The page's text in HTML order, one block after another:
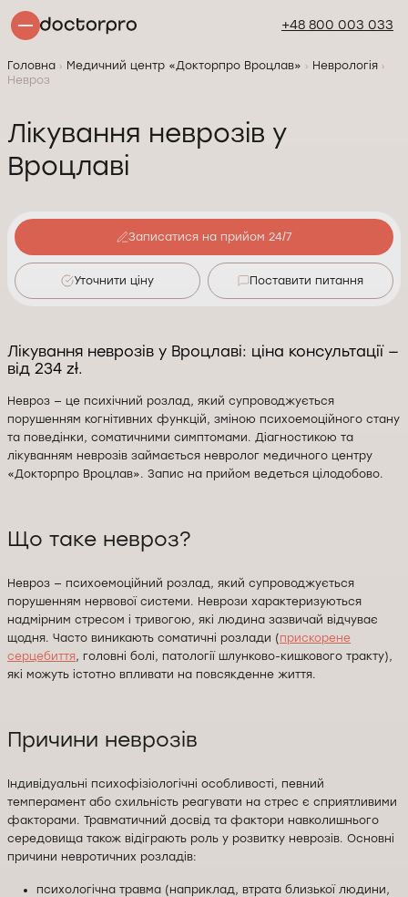
+48 800 003 033
Головна Медичний центр «Докторпро Вроцлав»
Неврологія
Невроз
Лікування неврозів у
Вроцлаві
Записатися на прийом 24/7
Уточнити ціну Поставити питання
Лікування неврозів у Вроцлаві: ціна консультації —
від 234 zł.
Невроз — це психічний розлад, який супроводжується
порушенням когнітивних функцій, зміною психоемоційного стану
та поведінки, соматичними симптомами. Діагностикою та
лікуванням неврозів займається невролог медичного центру
«Докторпро Вроцлав». Запис на прийом ведеться цілодобово.
Що таке невроз?
Невроз — психоемоційний розлад, який супроводжується
порушенням нервової системи. Неврози характеризуються
надмірним стресом і тривогою, які людина зазвичай відчуває
щодня. Часто виникають соматичні розлади (прискорене
серцебиття, головні болі, патології шлунково-кишкового тракту),
які можуть істотно впливати на повсякденне життя.
Причини неврозів
Індивідуальні психофізіологічні особливості, певний
темперамент або схильність реагувати на стрес є сприятливими
факторами. Травматичний досвід та фактори навколишнього
середовища також відіграють роль у розвитку неврозів. Основні
причини невротичних розладів:
психологічна травма (наприклад, втрата близької людини,